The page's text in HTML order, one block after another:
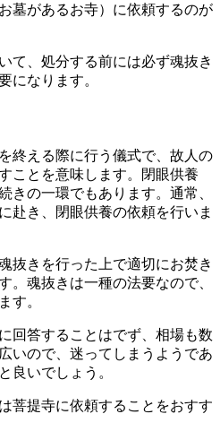
墓があるお寺）に依頼するのが
て、処分する前には必ず魂抜き
になります。
終える際に行う儀式で、故人の
ことを意味します。閉眼供養
きの一環でもあります。通常、
赴き、閉眼供養の依頼を行いま
抜きを行った上で適切にお焚き
。魂抜きは一種の法要なので、
す。
回答することはでず、相場も数
いので、迷ってしまうようであ
良いでしょう。
菩提寺に依頼することをおすす